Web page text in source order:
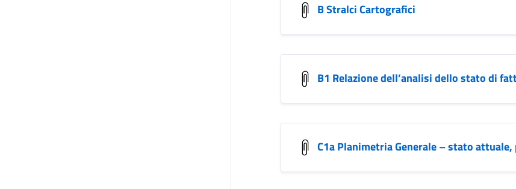
B Stralci Cartografici
B1 Relazione dell’analisi dello stato di
C1a Planimetria Generale – stato